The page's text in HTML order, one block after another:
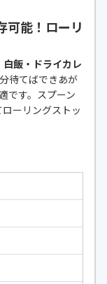
可能！ローリ
飯・ドライカレ
待てばできあが
です。スプーン
ーリングストッ